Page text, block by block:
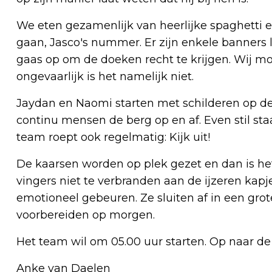
We eten gezamenlijk van heerlijke spaghetti
gaan, Jasco's nummer. Er zijn enkele
gaas op om de doeken recht te krijgen. Wij
ongevaarlijk is het namelijk niet.
Jaydan en Naomi starten met schilderen op
continu mensen de berg op en af. Even stil
team roept ook regelmatig: Kijk uit!
De kaarsen worden op plek gezet en dan is
vingers niet te verbranden aan de ijzeren
emotioneel gebeuren. Ze sluiten af in een
voorbereiden op morgen.
Het team wil om 05.00 uur starten. Op naar
Anke van Daelen